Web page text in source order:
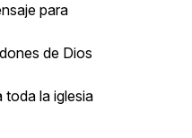
para
de Dios
toda la iglesia